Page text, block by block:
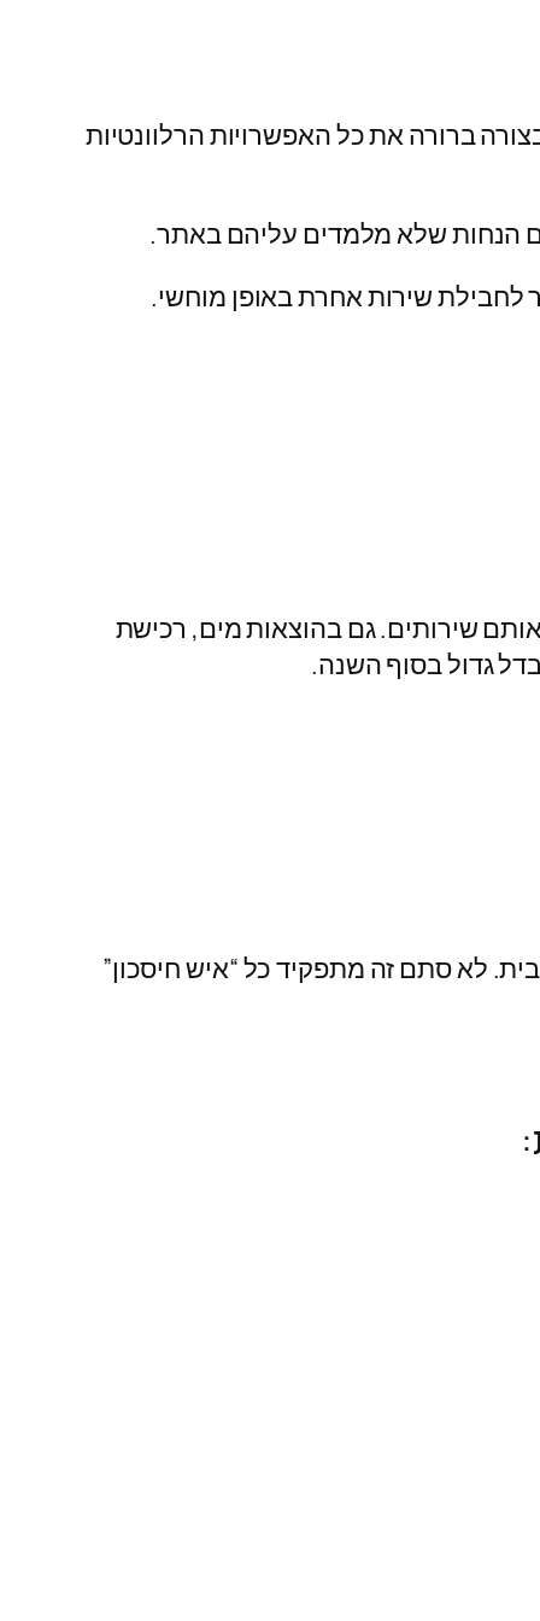
ברורה את כל האפשרויות הרלוונטיות
הנחות שלא מלמדים עליהם באתר.
לחבילת שירות אחרת באופן מוחשי.
שעברו מחברת תקשורת אחת לשנייה, ושילמו פחות עד 40% לעומת אותם שירותים. גם בהוצאות מים, רכישת
גדול בסוף השנה.
לא סתם זה מתפקיד כל “איש חיסכון”